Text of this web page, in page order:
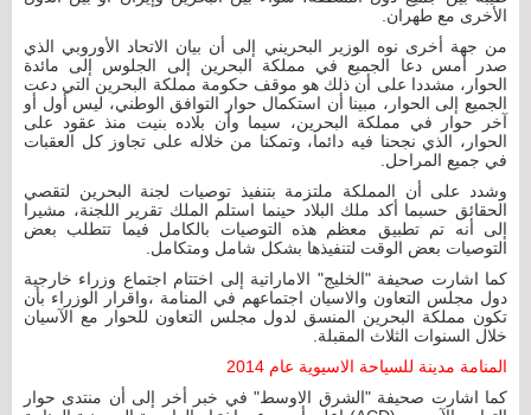
الأخرى مع طهران.
من جهة أخرى نوه الوزير البحريني إلى أن بيان الاتحاد الأوروبي الذي
صدر أمس دعا الجميع في مملكة البحرين إلى الجلوس إلى مائدة
الحوار، مشددا على أن ذلك هو موقف حكومة مملكة البحرين التي دعت
الجميع إلى الحوار، مبينا أن استكمال حوار التوافق الوطني، ليس أول أو
آخر حوار في مملكة البحرين، سيما وأن بلاده بنيت منذ عقود على
الحوار، الذي نجحنا فيه دائما، وتمكنا من خلاله على تجاوز كل العقبات
في جميع المراحل.
وشدد على أن المملكة ملتزمة بتنفيذ توصيات لجنة البحرين لتقصي
الحقائق حسبما أكد ملك البلاد حينما استلم الملك تقرير اللجنة، مشيرا
إلى أنه تم تطبيق معظم هذه التوصيات بالكامل فيما تتطلب بعض
التوصيات بعض الوقت لتنفيذها بشكل شامل ومتكامل.
كما اشارت صحيفة "الخليج" الاماراتية إلى اختتام اجتماع وزراء خارجية
دول مجلس التعاون والاسيان اجتماعهم في المنامة ،واقرار الوزراء بأن
تكون مملكة البحرين المنسق لدول مجلس التعاون للحوار مع الآسيان
خلال السنوات الثلاث المقبلة.
المنامة مدينة للسياحة الاسيوية عام 2014
كما اشارت صحيفة "الشرق الاوسط" في خبر أخر إلى أن منتدى حوار